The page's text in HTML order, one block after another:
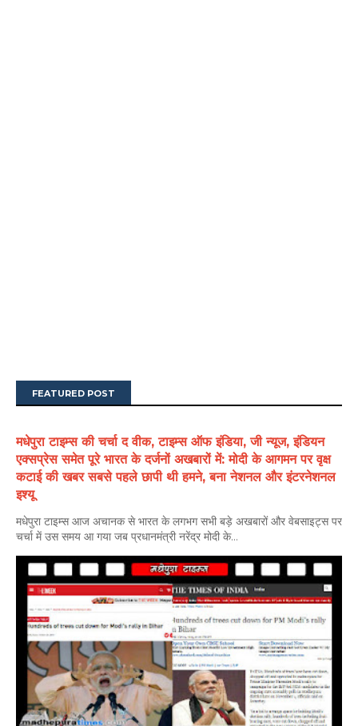
FEATURED POST
मधेपुरा टाइम्स की चर्चा द वीक, टाइम्स ऑफ इंडिया, जी न्यूज, इंडियन
एक्सप्रेस समेत पूरे भारत के दर्जनों अखबारों में: मोदी के आगमन पर वृक्ष
कटाई की खबर सबसे पहले छापी थी हमने, बना नेशनल और इंटरनेशनल
इश्यू
मधेपुरा टाइम्स आज अचानक से भारत के लगभग सभी बड़े अखबारों और वेबसाइट्स पर
चर्चा में उस समय आ गया जब प्रधानमंत्री नरेंद्र मोदी के...